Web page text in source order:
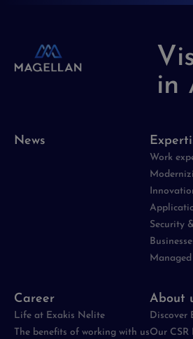
in
News
Work
Security
Managed
Career
Life at Exakis Nelite
The benefits of working with us
About
Discover
Our CSR